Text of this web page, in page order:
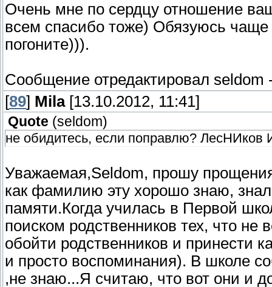
Очень мне по сердцу отношение
всем спасибо тоже) Обязуюсь чаще
погоните))).
Сообщение отредактировал seldom
[89] Mila[13.10.2012, 11:41]
Quote (seldom)
не обидитесь, если поправлю? ЛесНИков
Уважаемая,Seldom, прошу
как фамилию эту хорошо знаю,
памяти.Когда училась в Первой
поиском родственников тех, что
обойти родственников и принести
и просто воспоминания). В школе
,не знаю...Я считаю, что вот они и